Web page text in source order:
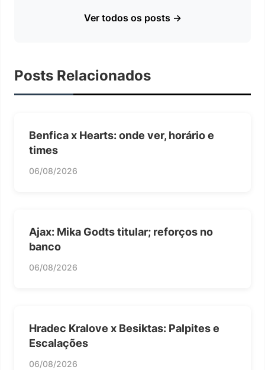
Ver todos os posts →
Posts Relacionados
Benfica x Hearts: onde ver, horário e
times
06/08/2026
Ajax: Mika Godts titular; reforços no
banco
06/08/2026
Hradec Kralove x Besiktas: Palpites e
Escalações
06/08/2026